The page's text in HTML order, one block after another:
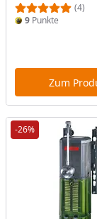
(4)
9 Punkte
Zum
-26%